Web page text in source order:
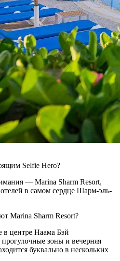
Selfie Hero?
— Marina Sharm Resort,
в самом сердце Шарм-эль-
Marina Sharm Resort?
в центре Наама Бэй
зоны и вечерняя
буквально в нескольких